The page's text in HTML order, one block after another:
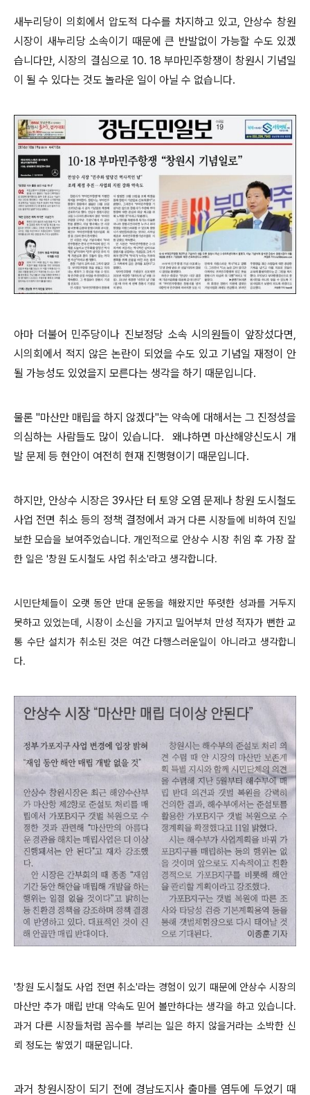
새누리당이 의회에서 압도적 다수를 차지하고 있고, 안상수 창원
시장이 새누리당 소속이기 때문에 큰 반발없이 가능할 수도 있겠
습니다만, 시장의 결심으로 10. 18 부마민주항쟁이 창원시 기념일
이 될 수 있다는 것도 놀라운 일이 아닐 수 없습니다.
아마 더불어 민주당이나 진보정당 소속 시의원들이 앞장섰다면,
시의회에서 적지 않은 논란이 되었을 수도 있고 기념일 재정이 안
될 가능성도 있었을지 모른다는 생각을 하기 때문입니다.
물론 "마산만 매립을 하지 않겠다"는 약속에 대해서는 그 진정성을
의심하는 사람들도 많이 있습니다. 왜냐하면 마산해양신도시 개
발 문제 등 현안이 여전히 현재 진행형이기 때문입니다.
하지만, 안상수 시장은 39사단 터 토양 오염 문제나 창원 도시철도
사업 전면 취소 등의 정책 결정에서 과거 다른 시장들에 비하여 진일
보한 모습을 보여주었습니다. 개인적으로 안상수 시장 취임 후 가장 잘
한 일은 '창원 도시철도 사업 취소'라고 생각합니다.
시민단체들이 오랫 동안 반대 운동을 해왔지만 뚜렷한 성과를 거두지
못하고 있었는데, 시장이 소신을 가지고 밀어부쳐 만성 적자가 뻔한 교
통 수단 설치가 취소된 것은 여간 다행스러운일이 아니라고 생각합니
다.
'창원 도시철도 사업 전면 취소'라는 경험이 있기 때문에 안상수 시장의
마산만 추가 매립 반대 약속도 믿어 볼만하다는 생각을 하고 있습니다.
과거 다른 시장들처럼 꼼수를 부리는 일은 하지 않을거라는 소박한 신
뢰 정도는 쌓였기 때문입니다.
과거 창원시장이 되기 전에 경남도지사 출마를 염두에 두었기 때